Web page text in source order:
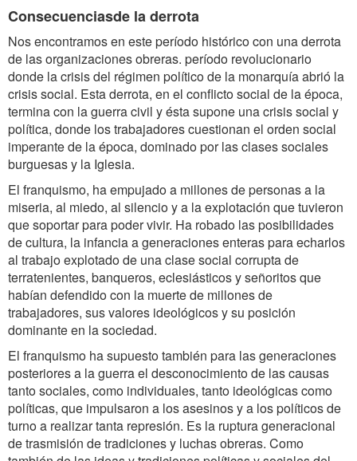
Consecuenciasde la derrota
Nos encontramos en este período histórico con una derrota
de las organizaciones obreras. período revolucionario
donde la crisis del régimen político de la monarquía abrió la
crisis social. Esta derrota, en el conflicto social de la época,
termina con la guerra civil y ésta supone una crisis social y
política, donde los trabajadores cuestionan el orden social
imperante de la época, dominado por las clases sociales
burguesas y la Iglesia.
El franquismo, ha empujado a millones de personas a la
miseria, al miedo, al silencio y a la explotación que tuvieron
que soportar para poder vivir. Ha robado las posibilidades
de cultura, la infancia a generaciones enteras para echarlos
al trabajo explotado de una clase social corrupta de
terratenientes, banqueros, eclesiásticos y señoritos que
habían defendido con la muerte de millones de
trabajadores, sus valores ideológicos y su posición
dominante en la sociedad.
El franquismo ha supuesto también para las generaciones
posteriores a la guerra el desconocimiento de las causas
tanto sociales, como individuales, tanto ideológicas como
políticas, que impulsaron a los asesinos y a los políticos de
turno a realizar tanta represión. Es la ruptura generacional
de trasmisión de tradiciones y luchas obreras. Como